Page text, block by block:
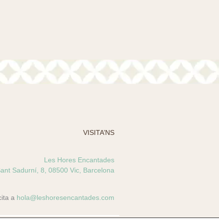
VISITA’NS
Les Hores Encantades
Sadurní, 8, 08500 Vic, Barcelona
a hola@leshoresencantades.com